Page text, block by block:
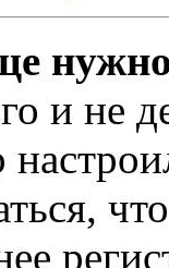
и не